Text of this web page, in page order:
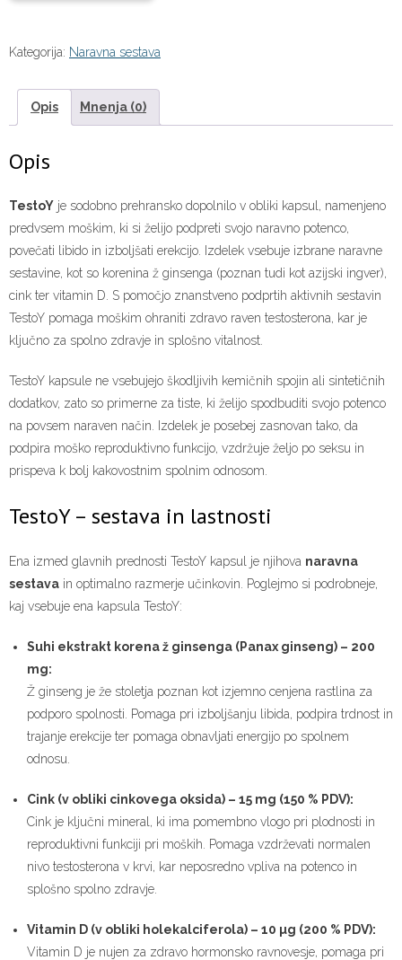
Kategorija: Naravna sestava
Opis Mnenja (0)
Opis
TestoY je sodobno prehransko dopolnilo v obliki kapsul, namenjeno
predvsem moškim, ki si želijo podpreti svojo naravno potenco,
povečati libido in izboljšati erekcijo. Izdelek vsebuje izbrane naravne
sestavine, kot so korenina ž ginsenga (poznan tudi kot azijski ingver),
cink ter vitamin D. S pomočjo znanstveno podprtih aktivnih sestavin
TestoY pomaga moškim ohraniti zdravo raven testosterona, kar je
ključno za spolno zdravje in splošno vitalnost.
TestoY kapsule ne vsebujejo škodljivih kemičnih spojin ali sintetičnih
dodatkov, zato so primerne za tiste, ki želijo spodbuditi svojo potenco
na povsem naraven način. Izdelek je posebej zasnovan tako, da
podpira moško reproduktivno funkcijo, vzdržuje željo po seksu in
prispeva k bolj kakovostnim spolnim odnosom.
TestoY – sestava in lastnosti
Ena izmed glavnih prednosti TestoY kapsul je njihova naravna
sestava in optimalno razmerje učinkovin. Poglejmo si podrobneje,
kaj vsebuje ena kapsula TestoY:
Suhi ekstrakt korena ž ginsenga (Panax ginseng) – 200
mg:
Ž ginseng je že stoletja poznan kot izjemno cenjena rastlina za
podporo spolnosti. Pomaga pri izboljšanju libida, podpira trdnost in
trajanje erekcije ter pomaga obnavljati energijo po spolnem
odnosu.
Cink (v obliki cinkovega oksida) – 15 mg (150 % PDV):
Cink je ključni mineral, ki ima pomembno vlogo pri plodnosti in
reproduktivni funkciji pri moških. Pomaga vzdrževati normalen
nivo testosterona v krvi, kar neposredno vpliva na potenco in
splošno spolno zdravje.
Vitamin D (v obliki holekalciferola) – 10 µg (200 % PDV):
Vitamin D je nujen za zdravo hormonsko ravnovesje, pomaga pri